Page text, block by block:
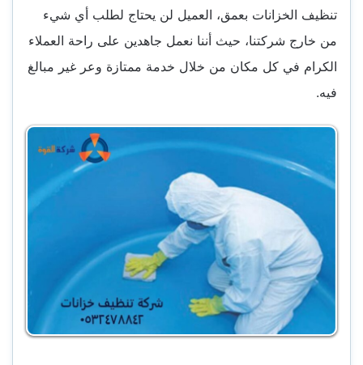
تنظيف الخزانات بعمق، العميل لن يحتاج لطلب أي شيء
من خارج شركتنا، حيث أننا نعمل جاهدين على راحة العملاء
الكرام في كل مكان من خلال خدمة ممتازة وعر غير مبالغ
فيه.